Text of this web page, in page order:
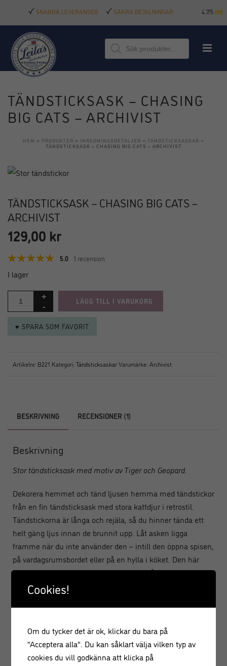
SNABBA LEVERANSER SÄKRA BETALNINGAR 4.7/5
Produktsökning
TÄNDSTICKSASK – CHASING
BIG CATS – ARCHIVIST
HEM » PRODUKTER » INREDNINGSDETALJER » TÄNDSTICKSASKAR »
TÄNDSTICKSASK – CHASING BIG CATS – ARCHIVIST
TÄNDSTICKSASK – CHASING BIG CATS –
ARCHIVIST
129,00 kr
5.0 1 recension
I lager
LÄGG TILL I VARUKORG
♥ SPARA SOM FAVORIT
Artikelnr: B221 Kategori:TändsticksaskarVarumärke: Archivist
BESKRIVNING RECENSIONER (1)
Beskrivning
Stor tändsticksask med motiv av Tiger och Geopard.
Dekorera hemmet och tänd ljusen hemma med tändstickor
från en fin tändsticksask med stora kattdjur i retrostil.
Tändstickorna är långa och rejäla, så du hinner tända ett
helt gäng ljus innan de brunnit upp. Låt asken ligga
framme när du inte använder den – intill den öppna spisen,
på vardagsrumsbordet eller på en hylla i köket. Den här
tändsticksasken är även en uppskattad gå-bort-present!
Produktfakta
• Storlek, ask:11 cm x 11 cm
• Längd, tändsticka: ca.10,5 cm
• Förvara utom räckhåll för barn
Cookies!
Om du tycker det är ok, klickar du bara på
"Acceptera alla". Du kan såklart välja vilken typ av
cookies du vill godkänna att klicka på